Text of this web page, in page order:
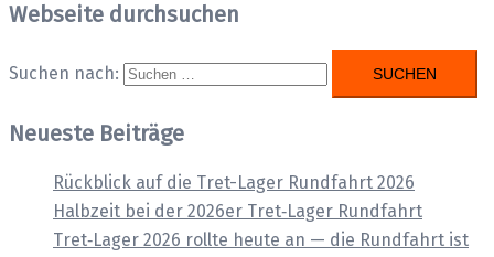
Webseite durchsuchen
Suchen nach:
Neueste Beiträge
Rückblick auf die Tret-Lager Rundfahrt 2026
Halbzeit bei der 2026er Tret‑Lager Rundfahrt
Tret‑Lager 2026 rollte heute an — die Rundfahrt ist